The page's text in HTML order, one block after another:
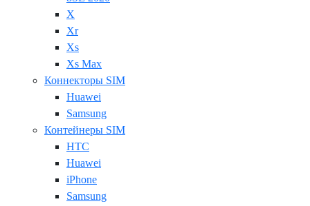
X
Xr
Xs
Xs Max
Коннекторы SIM
Huawei
Samsung
Контейнеры SIM
HTC
Huawei
iPhone
Samsung